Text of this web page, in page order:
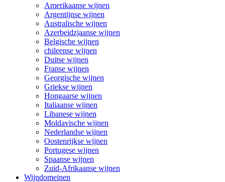
Amerikaanse wijnen
Argentijnse wijnen
Australische wijnen
Azerbeidzjaanse wijnen
Belgische wijnen
chileense wijnen
Duitse wijnen
Franse wijnen
Georgische wijnen
Griekse wijnen
Hongaarse wijnen
Italiaanse wijnen
Libanese wijnen
Moldavische wijnen
Nederlandse wijnen
Oostenrijkse wijnen
Portugese wijnen
Spaanse wijnen
Zuid-Afrikaanse wijnen
Wijndomeinen